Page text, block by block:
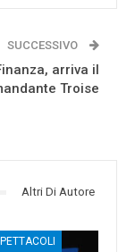
SUCCESSIVO
arriva il
Troise
Altri Di Autore